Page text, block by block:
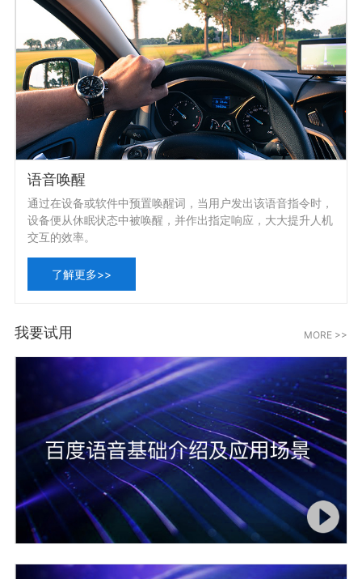
语音唤醒
通过在设备或软件中预置唤醒词，当用户发出该语音指令时，
设备便从休眠状态中被唤醒，并作出指定响应，大大提升人机
交互的效率。
了解更多>>
我要试用 MORE >>